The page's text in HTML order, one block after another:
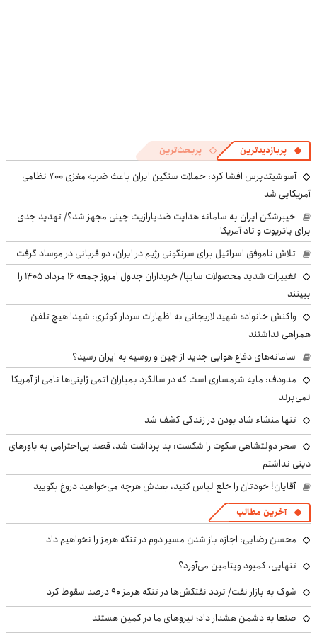
پربازدیدترین پربحث‌ترین
آسوشیتدپرس افشا کرد: حملات سنگین ایران باعث ضربه مغزی ۷۰۰ نظامی
آمریکایی شد
خیبرشکن ایران به سامانه هدایت ضدپارازیت چینی مجهز شد؟/ تهدید جدی
برای پاتریوت و تاد آمریکا
تلاش ناموفق اسرائیل برای سرنگونی رژیم در ایران، دو قربانی در موساد گرفت
تغییرات شدید محصولات سایپا/ خریداران جدول امروز جمعه ۱۶ مرداد ۱۴۰۵ را
ببینند
واکنش خانواده شهید لاریجانی به اظهارات سردار کوثری: شهدا هیچ تلفن
همراهی نداشتند
سامانه‌های دفاع هوایی جدید از چین و روسیه به ایران رسید؟
مدودف: مایه شرمساری است که در سالگرد بمباران اتمی ژاپنی‌ها نامی از آمریکا
نمی‌برند
تنها منشاء شاد بودن در زندگی کشف شد
سحر دولتشاهی سکوت را شکست: بد برداشت شد، قصد بی‌احترامی به باورهای
دینی نداشتم
آقایان! خودتان را خلع لباس کنید، بعدش هرچه می‌خواهید دروغ بگویید
آخرین مطالب
محسن رضایی: اجازه باز شدن مسیر دوم در تنگه هرمز را نخواهیم داد
تنهایی، کمبود ویتامین می‌آورد؟
شوک به بازار نفت/ تردد نفتکش‌ها در تنگه هرمز ۹۰ درصد سقوط کرد
صنعا به دشمن هشدار داد؛ نیروهای ما در کمین هستند